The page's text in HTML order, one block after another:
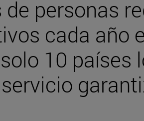
personas
cada año
10 países